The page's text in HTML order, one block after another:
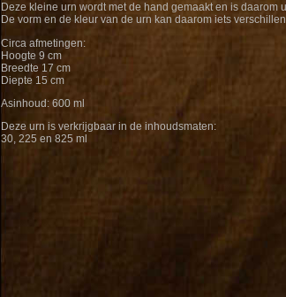
Deze kleine urn wordt met de hand gemaakt en is daarom
De vorm en de kleur van de urn kan daarom iets
Circa afmetingen:
Hoogte 9 cm
Breedte 17 cm
Diepte 15 cm
Asinhoud: 600 ml
Deze urn is verkrijgbaar in de inhoudsmaten:
30, 225 en 825 ml